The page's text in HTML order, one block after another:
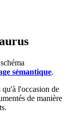
sémantique.
qu'à l'occasion de
de manière